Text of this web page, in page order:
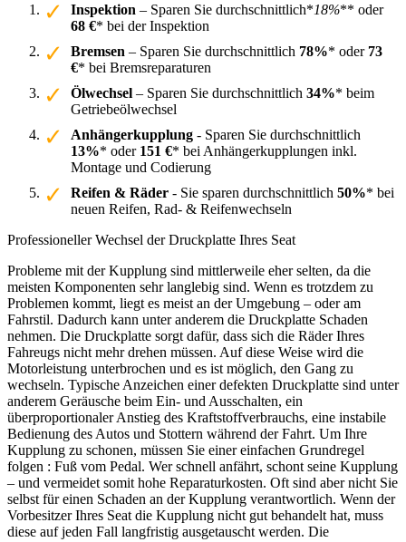
Inspektion – Sparen Sie durchschnittlich*18%** oder
68 €* bei der Inspektion
Bremsen – Sparen Sie durchschnittlich 78%* oder 73
€* bei Bremsreparaturen
Ölwechsel – Sparen Sie durchschnittlich 34%* beim
Getriebeölwechsel
Anhängerkupplung - Sparen Sie durchschnittlich
13%* oder 151 €* bei Anhängerkupplungen inkl.
Montage und Codierung
Reifen & Räder - Sie sparen durchschnittlich 50%* bei
neuen Reifen, Rad- & Reifenwechseln
Professioneller Wechsel der Druckplatte Ihres Seat
Probleme mit der Kupplung sind mittlerweile eher selten, da die
meisten Komponenten sehr langlebig sind. Wenn es trotzdem zu
Problemen kommt, liegt es meist an der Umgebung – oder am
Fahrstil. Dadurch kann unter anderem die Druckplatte Schaden
nehmen. Die Druckplatte sorgt dafür, dass sich die Räder Ihres
Fahreugs nicht mehr drehen müssen. Auf diese Weise wird die
Motorleistung unterbrochen und es ist möglich, den Gang zu
wechseln. Typische Anzeichen einer defekten Druckplatte sind unter
anderem Geräusche beim Ein- und Ausschalten, ein
überproportionaler Anstieg des Kraftstoffverbrauchs, eine instabile
Bedienung des Autos und Stottern während der Fahrt. Um Ihre
Kupplung zu schonen, müssen Sie einer einfachen Grundregel
folgen : Fuß vom Pedal. Wer schnell anfährt, schont seine Kupplung
– und vermeidet somit hohe Reparaturkosten. Oft sind aber nicht Sie
selbst für einen Schaden an der Kupplung verantwortlich. Wenn der
Vorbesitzer Ihres Seat die Kupplung nicht gut behandelt hat, muss
diese auf jeden Fall langfristig ausgetauscht werden. Die